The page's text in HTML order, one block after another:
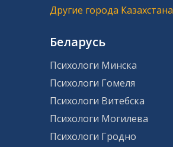
Другие города Казахстана
Беларусь
Психологи Минска
Психологи Гомеля
Психологи Витебска
Психологи Могилева
Психологи Гродно